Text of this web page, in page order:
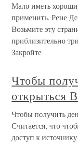
Мало иметь
применить. Рене
Возьмите эту
приблизительно
Закройте
Чтобы
открыться
Чтобы получить
Считается, что
доступ к